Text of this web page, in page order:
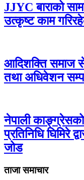
JJYC बाराको
उत्कृष्ट काम
आदिशक्ति समाज
तथा अधिवेशन
नेपाली काङ्ग्रेसको
प्रतिनिधि घिमिरे
जोड
ताजा समाचार